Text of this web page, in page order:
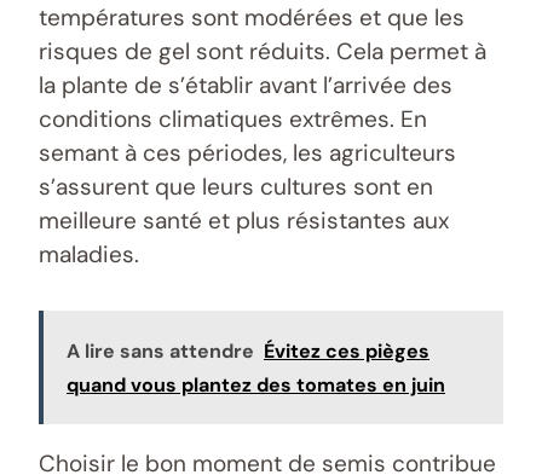
températures sont modérées et que les
risques de gel sont réduits. Cela permet à
la plante de s’établir avant l’arrivée des
conditions climatiques extrêmes. En
semant à ces périodes, les agriculteurs
s’assurent que leurs cultures sont en
meilleure santé et plus résistantes aux
maladies.
A lire sans attendre Évitez ces pièges
quand vous plantez des tomates en juin
Choisir le bon moment de semis contribue